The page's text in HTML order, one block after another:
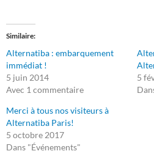
Similaire
Alternatiba : embarquement
immédiat !
5 juin 2014
Avec 1 commentaire
5
Merci à tous nos visiteurs à
Alternatiba Paris!
5 octobre 2017
Dans "Événements"